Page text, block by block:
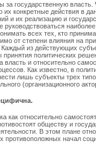
за государственную
конкретные действия в
и их реализацию и
руководствоваться
всех тех, кто
от степени влияния на
Каждый из действующих
политических
и относительно
Как известно, в
лишь субъекты трех
(организационного
как относительно
обществу и
В этом плане
противоположных начал